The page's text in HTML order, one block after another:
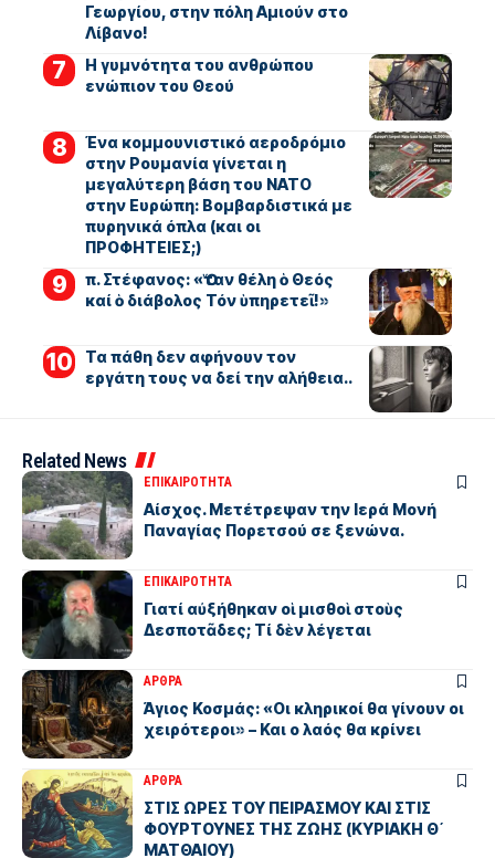
Γεωργίου, στην πόλη Αμιούν στο
Λίβανο!
Η γυμνότητα του ανθρώπου
ενώπιον του Θεού
Ένα κομμουνιστικό αεροδρόμιο
στην Ρουμανία γίνεται η
μεγαλύτερη βάση του ΝΑΤΟ
στην Ευρώπη: Βομβαρδιστικά με
πυρηνικά όπλα (και οι
ΠΡΟΦΗΤΕΙΕΣ;)
π. Στέφανος: «Ὅταν θέλη ὁ Θεός
καί ὁ διάβολος Τόν ὑπηρετεῖ!»
Τα πάθη δεν αφήνουν τον
εργάτη τους να δεί την αλήθεια..
Related News
ΕΠΙΚΑΙΡΟΤΗΤΑ
Αίσχος. Μετέτρεψαν την Ιερά Μονή
Παναγίας Πορετσού σε ξενώνα.
ΕΠΙΚΑΙΡΟΤΗΤΑ
Γιατί αὐξήθηκαν οἱ μισθοὶ στοὺς
Δεσποτᾶδες; Τί δὲν λέγεται
ΑΡΘΡΑ
Άγιος Κοσμάς: «Οι κληρικοί θα γίνουν οι
χειρότεροι» – Και ο λαός θα κρίνει
ΑΡΘΡΑ
ΣΤΙΣ ΩΡΕΣ ΤΟΥ ΠΕΙΡΑΣΜΟΥ ΚΑΙ ΣΤΙΣ
ΦΟΥΡΤΟΥΝΕΣ ΤΗΣ ΖΩΗΣ (ΚΥΡΙΑΚΗ Θ΄
ΜΑΤΘΑΙΟΥ)